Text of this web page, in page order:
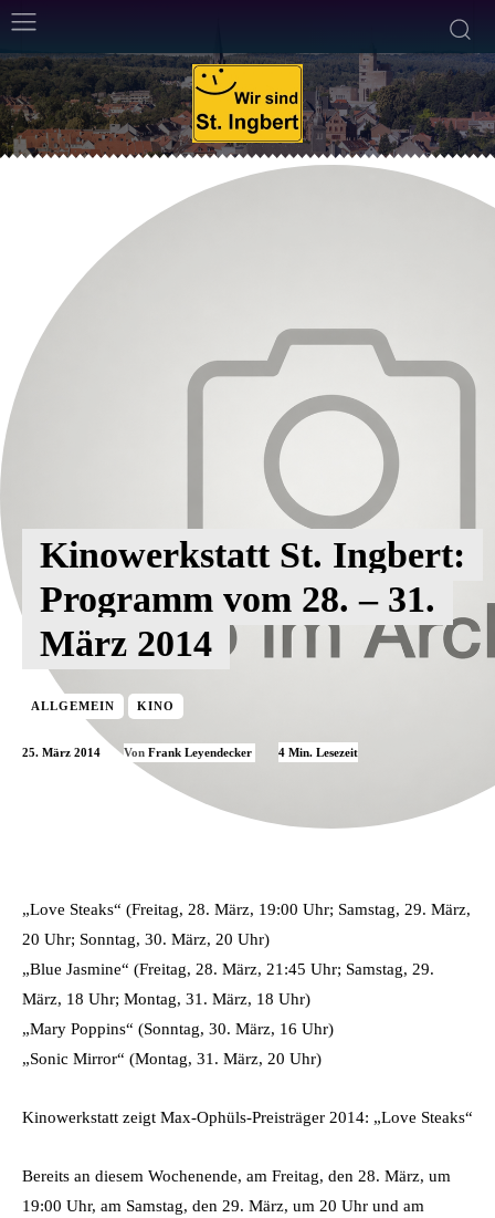
Kinowerkstatt St. Ingbert:
Programm vom 28. – 31.
März 2014
ALLGEMEIN KINO
25. März 2014 Von Frank Leyendecker 4 Min. Lesezeit
„Love Steaks“ (Freitag, 28. März, 19:00 Uhr; Samstag, 29. März,
20 Uhr; Sonntag, 30. März, 20 Uhr)
„Blue Jasmine“ (Freitag, 28. März, 21:45 Uhr; Samstag, 29.
März, 18 Uhr; Montag, 31. März, 18 Uhr)
„Mary Poppins“ (Sonntag, 30. März, 16 Uhr)
„Sonic Mirror“ (Montag, 31. März, 20 Uhr)
Kinowerkstatt zeigt Max-Ophüls-Preisträger 2014: „Love Steaks“
Bereits an diesem Wochenende, am Freitag, den 28. März, um
19:00 Uhr, am Samstag, den 29. März, um 20 Uhr und am